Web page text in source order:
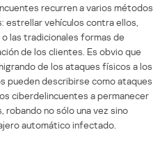
recurren a varios métodos
estrellar vehículos contra ellos,
las tradicionales formas de
de los clientes. Es obvio que
de los ataques físicos a los
pueden describirse como ataques
ciberdelincuentes a permanecer
no sólo una vez sino
automático infectado.